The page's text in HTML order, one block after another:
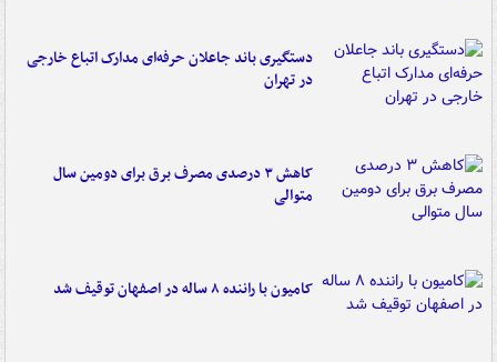
دستگیری باند جاعلان حرفه‌ای مدارک اتباع خارجی
در تهران
کاهش ۳ درصدی مصرف برق برای دومین سال
متوالی
کامیون با راننده ۸ ساله در اصفهان توقیف شد